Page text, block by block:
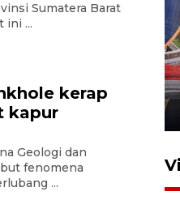
Sumatera Barat
ini ...
kerap
kapur
Geologi dan
fenomena
...